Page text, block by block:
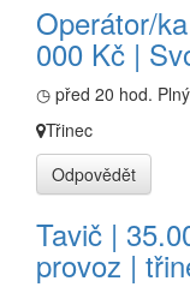
Operátor/
000 Kč |
◷ před 20 hod.
Třinec
Odpovědět
Tavič |
provoz |